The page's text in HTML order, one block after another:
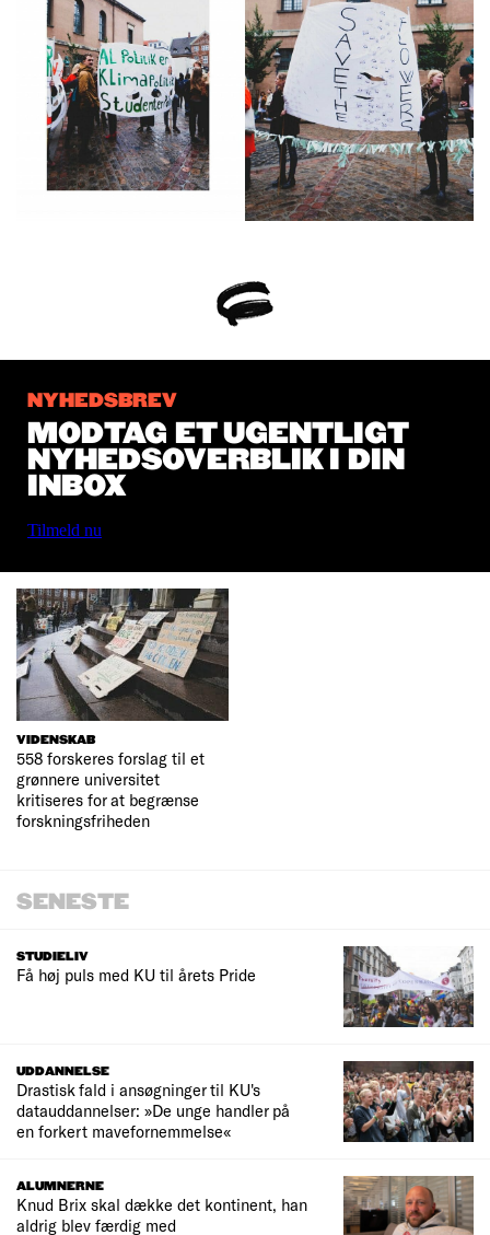
NYHEDSBREV
MODTAG ET UGENTLIGT
NYHEDSOVERBLIK I DIN
INBOX
Tilmeld nu
VIDENSKAB
558 forskeres forslag til et
grønnere universitet
kritiseres for at begrænse
forskningsfriheden
SENESTE
STUDIELIV
Få høj puls med KU til årets Pride
UDDANNELSE
Drastisk fald i ansøgninger til KU's
datauddannelser: »De unge handler på
en forkert mavefornemmelse«
ALUMNERNE
Knud Brix skal dække det kontinent, han
aldrig blev færdig med